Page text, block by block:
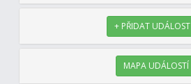
+ PŘIDAT UDÁLOST
MAPA UDÁLOSTÍ